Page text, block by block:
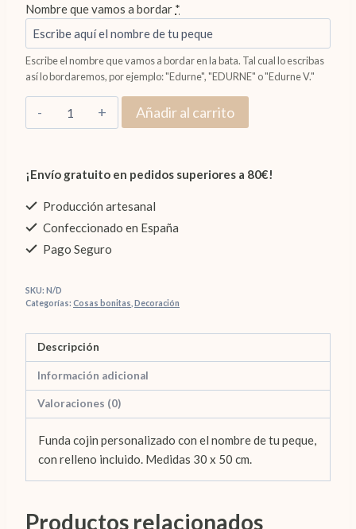
Nombre que vamos a bordar *
Escribe el nombre que vamos a bordar en la bata. Tal cual lo escribas
así lo bordaremos, por ejemplo: "Edurne", "EDURNE" o "Edurne V."
personalizado
Añadir al carrito
¡Envío gratuito en pedidos superiores a 80€!
Producción artesanal
Confeccionado en España
Pago Seguro
SKU: N/D
Categorías: Cosas bonitas Decoración
Descripción
Información adicional
Valoraciones (0)
Funda cojin personalizado con el nombre de tu peque,
con relleno incluido. Medidas 30 x 50 cm.
Productos relacionados